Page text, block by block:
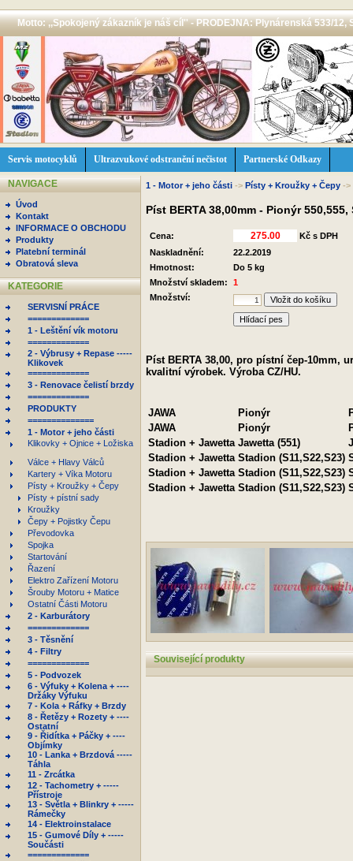
Motto: ,,Spokojený zákazník je náš cíl'' - PRODEJNA: Plynárenská 533/12,
Servis motocyklů Ultrazvukové odstranění nečistot Partnerské Odkazy
NAVIGACE
Úvod
Kontakt
INFORMACE O OBCHODU
Produkty
Platební terminál
Obratová sleva
KATEGORIE
SERVISNÍ PRÁCE
=============
1 - Leštění vík motoru
=============
2 - Výbrusy + Repase -----
Klikovek
=============
3 - Renovace čelistí brzdy
=============
PRODUKTY
==============
1 - Motor + jeho části
Klikovky + Ojnice + Ložiska
Válce + Hlavy Válců
Kartery + Víka Motoru
Písty + Kroužky + Čepy
Písty + pístní sady
Kroužky
Čepy + Pojistky Čepu
Převodovka
Spojka
Startování
Řazení
Elektro Zařízení Motoru
Šrouby Motoru + Matice
Ostatní Části Motoru
2 - Karburátory
=============
3 - Těsnění
4 - Filtry
=============
5 - Podvozek
6 - Výfuky + Kolena + ----
Držáky Výfuku
7 - Kola + Ráfky + Brzdy
8 - Řetězy + Rozety + ----
Ostatní
9 - Řidítka + Páčky + ----
Objímky
10 - Lanka + Brzdová -----
Táhla
11 - Zrcátka
12 - Tachometry + -----
Přístroje
13 - Světla + Blinkry + -----
Rámečky
14 - Elektroinstalace
15 - Gumové Díly + -----
Součásti
=============
1 - Motor + jeho části -> Písty + Kroužky + Čepy ->
Píst BERTA 38,00mm - Pionýr
Cena:
Kč s DPH
Naskladnění:
22.2.2019
Hmotnost:
Do 5 kg
Množství skladem:
1
Množství:
Hlídací pes
Píst BERTA 38,00, pro pístní čep-10mm,
kvalitní výrobek. Výroba CZ/HU.
JAWA Pionýr
JAWA
Pionýr
Stadion + Jawetta Jawetta (551)
Stadion + Jawetta Stadion (S11,S22,S23)
Stadion + Jawetta Stadion (S11,S22,S23)
Stadion + Jawetta Stadion (S11,S22,S23)
Související produkty